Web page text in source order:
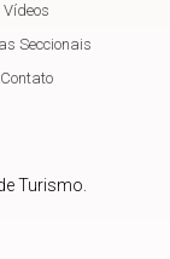
Vídeos
Seccionais
Contato
Turismo.